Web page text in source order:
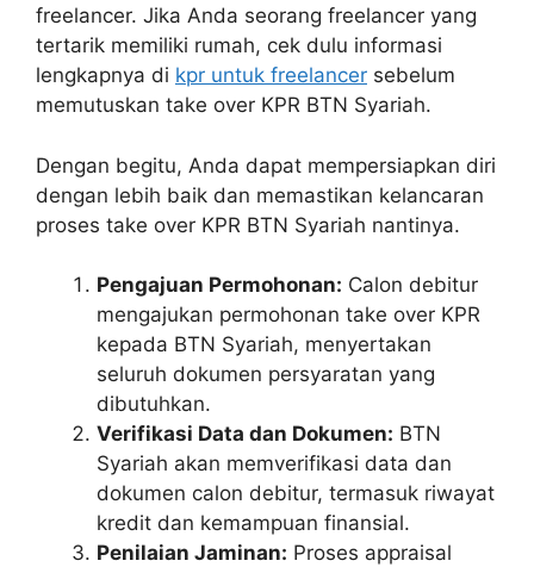
freelancer. Jika Anda seorang freelancer yang
tertarik memiliki rumah, cek dulu informasi
lengkapnya di kpr untuk freelancer sebelum
memutuskan take over KPR BTN Syariah.
Dengan begitu, Anda dapat mempersiapkan diri
dengan lebih baik dan memastikan kelancaran
proses take over KPR BTN Syariah nantinya.
Pengajuan Permohonan: Calon debitur
mengajukan permohonan take over KPR
kepada BTN Syariah, menyertakan
seluruh dokumen persyaratan yang
dibutuhkan.
Verifikasi Data dan Dokumen: BTN
Syariah akan memverifikasi data dan
dokumen calon debitur, termasuk riwayat
kredit dan kemampuan finansial.
Penilaian Jaminan: Proses appraisal